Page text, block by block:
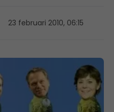
23 februari 2010, 06:15